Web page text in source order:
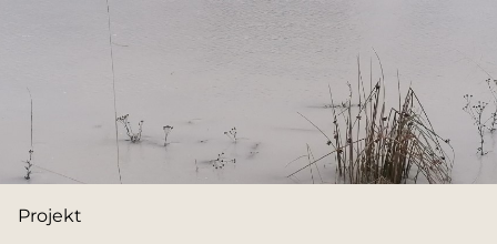
Du är här:
Projekt